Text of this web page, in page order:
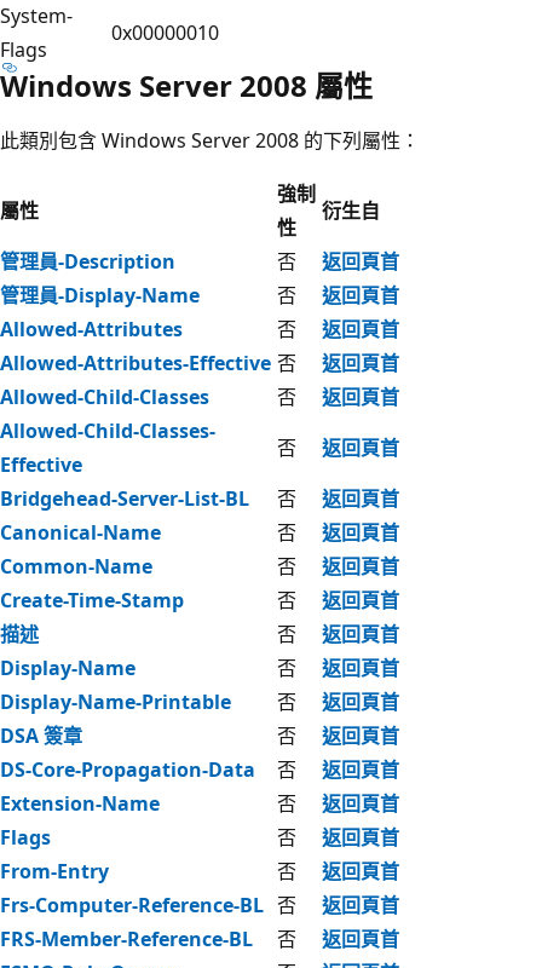
System-
Flags
0x00000010
Windows Server 2008 屬性
此類別包含 Windows Server 2008 的下列屬性：
屬性
強制
性
衍生自
管理員-Description
否
返回頁首
管理員-Display-Name
否
返回頁首
Allowed-Attributes
否
返回頁首
Allowed-Attributes-Effective 否
返回頁首
Allowed-Child-Classes
否
返回頁首
Allowed-Child-Classes-
Effective
否
返回頁首
Bridgehead-Server-List-BL
否
返回頁首
Canonical-Name
否
返回頁首
Common-Name
否
返回頁首
Create-Time-Stamp
否
返回頁首
描述
否
返回頁首
Display-Name
否
返回頁首
Display-Name-Printable
否
返回頁首
DSA 簽章
否
返回頁首
DS-Core-Propagation-Data
否
返回頁首
Extension-Name
否
返回頁首
Flags
否
返回頁首
From-Entry
否
返回頁首
Frs-Computer-Reference-BL 否
返回頁首
FRS-Member-Reference-BL
否
返回頁首